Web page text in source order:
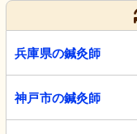
兵庫県の鍼灸師
神戸市の鍼灸師